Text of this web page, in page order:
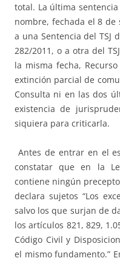
total. La última
nombre, fechada el 8
a una Sentencia del TSJ
282/2011, o a otra del
la misma fecha,
extinción parcial de
Consulta ni en las dos
existencia de
siquiera para criticarla.
Antes de entrar en el
constatar que en la
contiene ningún
declara sujetos “Los
salvo los que surjan de
los artículos 821, 829,
Código Civil y
el mismo fundamento.”